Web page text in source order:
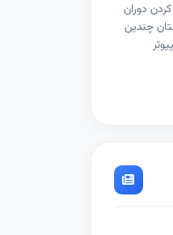
دوران
چندین